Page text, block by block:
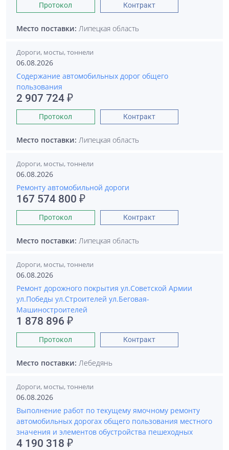
Протокол Контракт
Место поставки: Липецкая область
Дороги, мосты, тоннели
06.08.2026
Содержание автомобильных дорог общего
пользования
2 907 724 ₽
Протокол Контракт
Место поставки: Липецкая область
Дороги, мосты, тоннели
06.08.2026
Ремонту автомобильной дороги
167 574 800 ₽
Протокол Контракт
Место поставки: Липецкая область
Дороги, мосты, тоннели
06.08.2026
Ремонт дорожного покрытия ул.Советской Армии
ул.Победы ул.Строителей ул.Беговая-
Машиностроителей
1 878 896 ₽
Протокол Контракт
Место поставки: Лебедянь
Дороги, мосты, тоннели
06.08.2026
Выполнение работ по текущему ямочному ремонту
автомобильных дорогах общего пользования местного
значения и элементов обустройства пешеходных
4 190 318 ₽